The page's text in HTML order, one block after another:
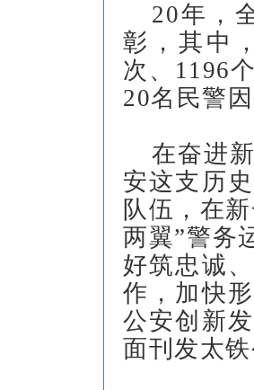
20年，
彰，其中
次、1196
20名民警
在奋进
安这支历
队伍，在
两翼”警务
好筑忠诚
作，加快
公安创新
面刊发太